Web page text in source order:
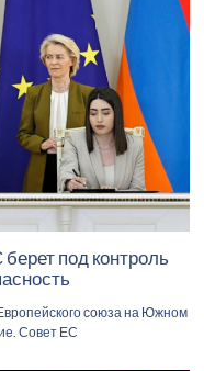
под контроль
союза на Южном
Совет ЕС